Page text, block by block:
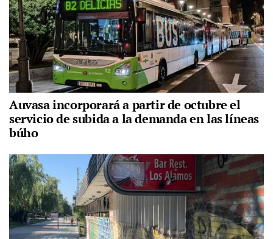
Auvasa incorporará a partir de octubre el
servicio de subida a la demanda en las líneas
búho